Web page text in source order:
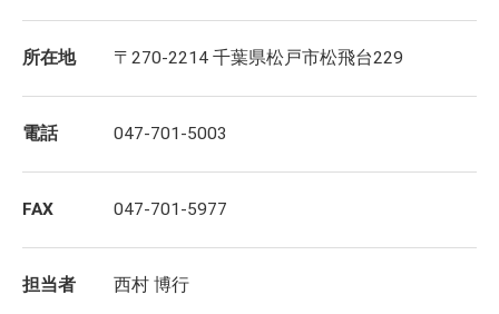
所在地 〒270-2214 千葉県松戸市松飛台229
電話 047-701-5003
FAX 047-701-5977
担当者 西村 博行